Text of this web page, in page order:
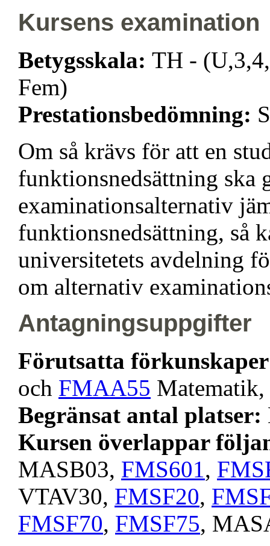
Kursens examination
Betygsskala: TH -
Fem)
Prestationsbedömning:
Om så krävs för att en
funktionsnedsättning ska
examinationsalternativ
funktionsnedsättning, så
universitetets avdelning
om alternativ
Antagningsuppgifter
Förutsatta
och FMAA55
Begränsat antal platser:
Kursen överlappar
MASB03, FMS601,
VTAV30, FMSF20,
FMSF70, FMSF75,